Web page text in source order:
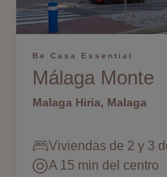
Be Casa Essential
Málaga Monte
Malaga Hiria, Malaga
Viviendas de 2 y 3
A 15 min del centro